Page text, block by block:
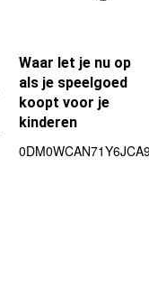
Waar let je nu op
als je speelgoed
koopt voor je
kinderen